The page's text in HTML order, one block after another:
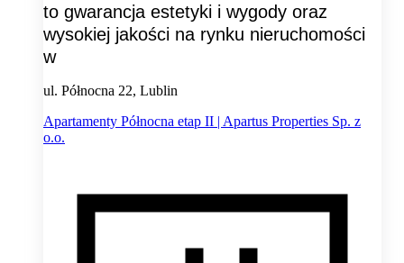
to gwarancja estetyki i wygody oraz
wysokiej jakości na rynku nieruchomości
w
ul. Północna 22, Lublin
Apartamenty Północna etap II | Apartus Properties Sp. z
o.o.